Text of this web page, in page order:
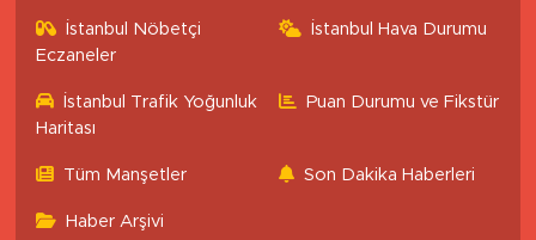
İstanbul Nöbetçi
Eczaneler
İstanbul Hava Durumu
İstanbul Trafik Yoğunluk
Haritası
Puan Durumu ve Fikstür
Tüm Manşetler Son Dakika Haberleri
Haber Arşivi